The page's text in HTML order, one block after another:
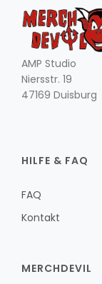
AMP Studio
Niersstr. 19
47169 Duisburg
HILFE & FAQ
FAQ
Kontakt
MERCHDEVIL